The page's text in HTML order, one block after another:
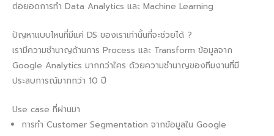
ต่อยอดการทำ Data Analytics และ Machine Learning
ปัญหาแบบไหนที่มีแค่ DS ของเราเท่านั้นที่จะช่วยได้ ?
เรามีความชำนาญด้านการ Process และ Transform ข้อมูลจาก
Google Analytics มากกว่าใคร ด้วยความชำนาญของทีมงานที่มี
ประสบการณ์มากกว่า 10 ปี
Use case ที่ผ่านมา
การทำ Customer Segmentation จากข้อมูลใน Google